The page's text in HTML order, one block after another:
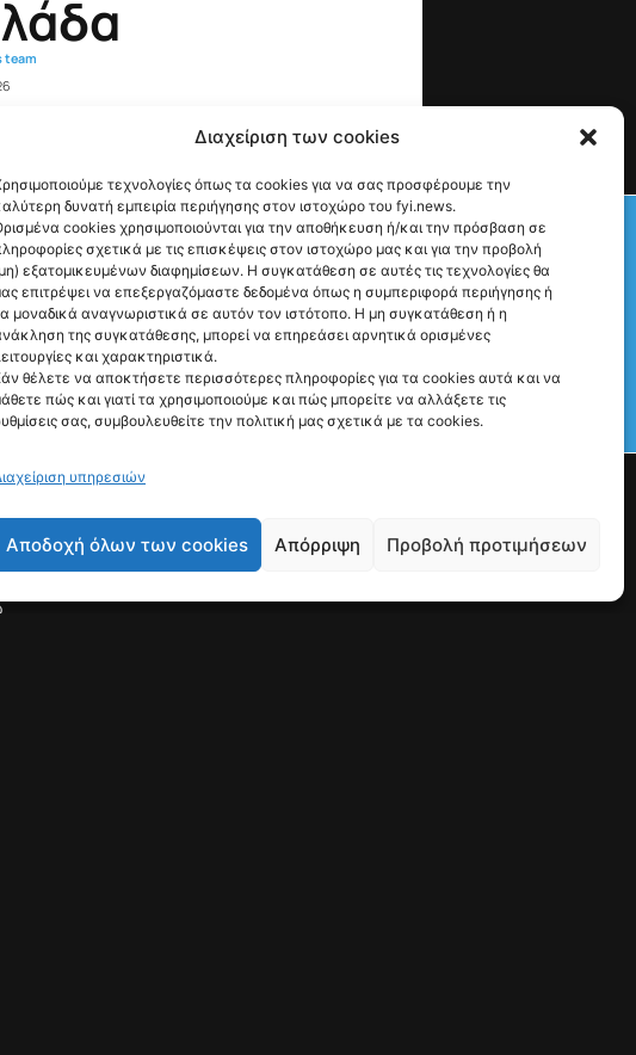
Διαχείριση των cookies
τεχνολογίες όπως τα cookies για να σας προσφέρουμε την
δυνατή εμπειρία περιήγησης στον ιστοχώρο του fyi.news.
cookies χρησιμοποιούνται για την αποθήκευση ή/και την πρόσβαση σε
σχετικά με τις επισκέψεις στον ιστοχώρο μας και για την προβολή
εξατομικευμένων διαφημίσεων. Η συγκατάθεση σε αυτές τις τεχνολογίες θα
επιτρέψει να επεξεργαζόμαστε δεδομένα όπως η συμπεριφορά περιήγησης ή
μοναδικά αναγνωριστικά σε αυτόν τον ιστότοπο. Η μη συγκατάθεση ή η
της συγκατάθεσης, μπορεί να επηρεάσει αρνητικά ορισμένες
και χαρακτηριστικά.
θέλετε να αποκτήσετε περισσότερες πληροφορίες για τα cookies αυτά και να
πώς και γιατί τα χρησιμοποιούμε και πώς μπορείτε να αλλάξετε τις
σας, συμβουλευθείτε την πολιτική μας σχετικά με τα cookies.
υπηρεσιών
Αποδοχή όλων των cookies Απόρριψη Προβολή προτιμήσεων
Check This!
Γιατί Υπάρχουμε
team